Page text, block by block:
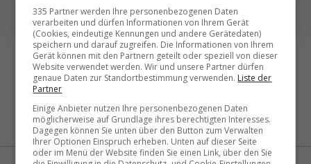
335 Partner werden Ihre personenbezogenen Daten
verarbeiten und dürfen Informationen von Ihrem Gerät
(Cookies, eindeutige Kennungen und andere Gerätedaten)
speichern und darauf zugreifen. Die Informationen von Ihrem
Gerät können mit den Partnern geteilt oder speziell von dieser
Website verwendet werden. Wir und unsere Partner dürfen
genaue Daten zur Standortbestimmung verwenden. Liste der
Partner
Einige Anbieter nutzen Ihre personenbezogenen Daten
möglicherweise auf Grundlage ihres berechtigten Interesses.
Dagegen können Sie unten über den Button zum Verwalten
Ihrer Optionen Einspruch erheben. Unten auf dieser Seite
oder im Menü der Website finden Sie einen Link, über den Sie